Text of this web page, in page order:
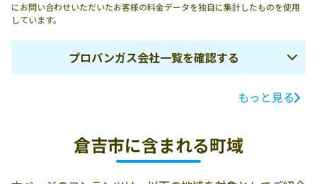
にお問い合わせいただいたお客様の料金データを独自に集計したものを使用
しています。
プロパンガス会社一覧を確認する
電話番号
ロパン瓦斯商会
宮川町2丁目133-
20
もっと見る
倉吉市に含まれる町域